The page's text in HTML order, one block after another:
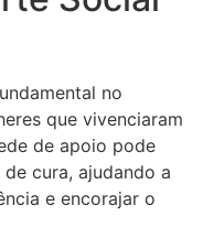
no
que vivenciaram
de apoio pode
cura, ajudando a
e encorajar o